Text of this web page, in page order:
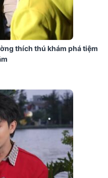
thích thú khám phá tiệm